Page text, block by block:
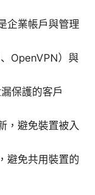
企業帳戶與管理
OpenVPN）與
保護的客戶
，避免裝置被入
避免共用裝置的